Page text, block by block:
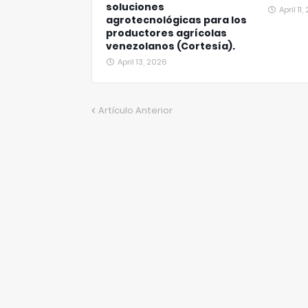
soluciones
agrotecnológicas para los
productores agrícolas
venezolanos (Cortesía).
April 13, 2026
April
Artículo Anterior